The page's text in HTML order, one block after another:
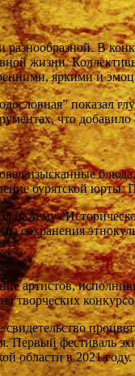
В
жизни.
яркими и
показал
что добавило
изысканные
бурятской юрты.
тему
сохранения
артистов,
творческих
Первый фестиваль
области в 2021 году.